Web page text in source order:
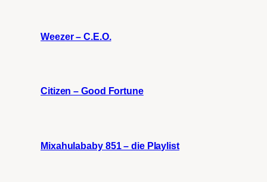
Weezer – C.E.O.
Citizen – Good Fortune
Mixahulababy 851 – die Playlist